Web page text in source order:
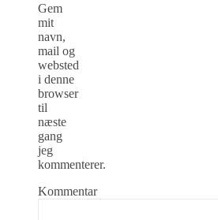
Gem
mit
navn,
mail og
websted
i denne
browser
til
næste
gang
jeg
kommenterer.
Kommentar